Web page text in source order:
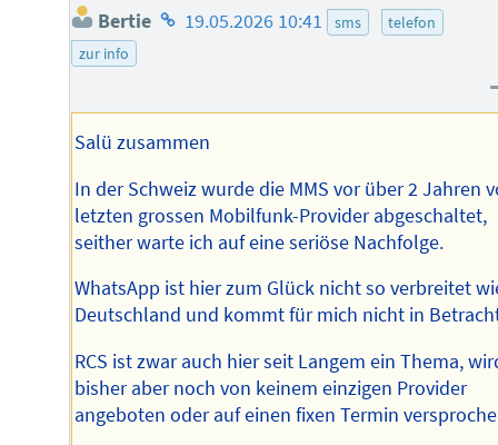
Bertie Homepage
19.05.2026 10:41 sms
telefon
zur info
Salü zusammen
In der Schweiz wurde die MMS vor über 2 Jahren
letzten grossen Mobilfunk-Provider abgeschaltet,
seither warte ich auf eine seriöse Nachfolge.
WhatsApp ist hier zum Glück nicht so verbreitet
Deutschland und kommt für mich nicht in
RCS ist zwar auch hier seit Langem ein Thema,
bisher aber noch von keinem einzigen Provider
angeboten oder auf einen fixen Termin